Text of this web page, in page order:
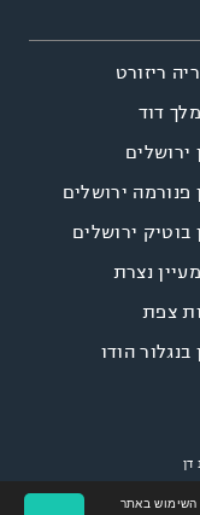
השימוש באתר
ריזורט
דוד
ירושלים
פנורמה ירושלים
בוטיק ירושלים
נצרת
צפת
בנגלור הודו
דן